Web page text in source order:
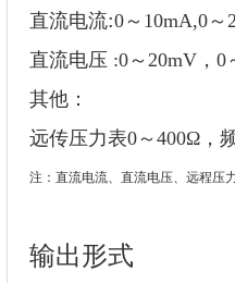
直流电流:0～10mA,0～
直流电压 :0～20mV，0
其他：
远传压力表0～400Ω，
注：直流电流、直流电压、远程压
输出形式